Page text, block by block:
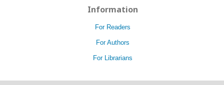
Information
For Readers
For Authors
For Librarians